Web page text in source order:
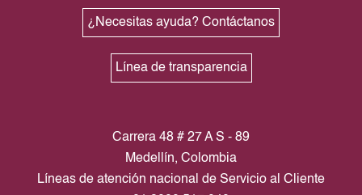
¿Necesitas ayuda? Contáctanos
Línea de transparencia
Carrera 48 # 27 A S - 89
Medellín, Colombia
Líneas de atención nacional de Servicio al Cliente